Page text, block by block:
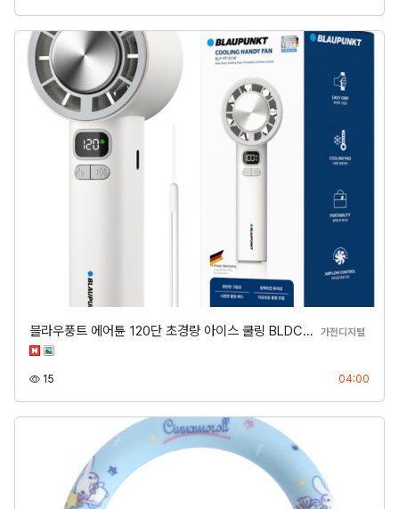
블라우풍트 에어튠 120단 초경량 아이스 쿨링 BLDC… 가전디지털
15 04:00